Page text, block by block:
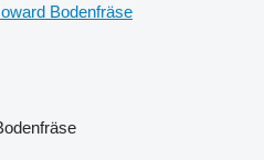
Bodenfräse